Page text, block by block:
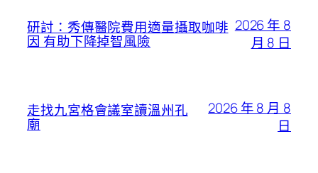
研討：秀傳醫院費用適量攝取咖啡
因 有助下降掉智風險
2026 年 8
月 8 日
走找九宮格會議室讀溫州孔
廟
2026 年 8 月 8
日